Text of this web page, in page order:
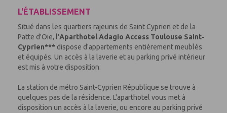
L'ÉTABLISSEMENT
Situé dans les quartiers rajeunis de Saint Cyprien et de la
Patte d'Oie, l'Aparthotel Adagio Access Toulouse Saint-
Cyprien*** dispose d'appartements entièrement meublés
et équipés. Un accès à la laverie et au parking privé intérieur
est mis à votre disposition.
La station de métro Saint-Cyprien République se trouve à
quelques pas de la résidence. L'aparthotel vous met à
disposition un accès à la laverie, ou encore au parking privé